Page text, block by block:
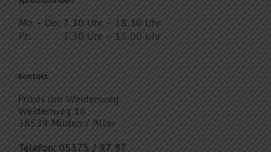
Mo - Do: 7.30 Uhr – 18.30 Uhr
Fr:
7.30 Uhr – 15.00 Uhr
Kontakt
Praxis am Weidenweg
Weidenweg 16
38539 Müden / Aller
Telefon: 05375 / 97 97